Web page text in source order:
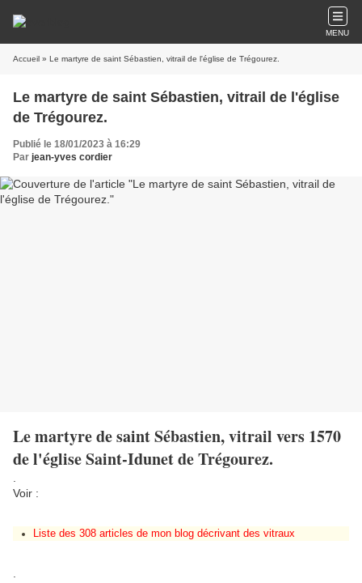
MENU
Accueil » Le martyre de saint Sébastien, vitrail de l'église de Trégourez.
Le martyre de saint Sébastien, vitrail de l'église
de Trégourez.
Publié le 18/01/2023 à 16:29
Par jean-yves cordier
Le martyre de saint Sébastien, vitrail vers 1570
de l'église Saint-Idunet de Trégourez.
Voir :
Liste des 308 articles de mon blog décrivant des vitraux